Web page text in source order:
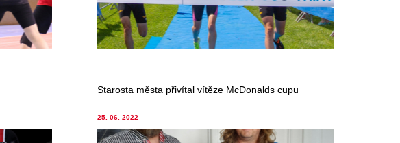
Starosta města přivítal vítěze McDonalds cupu
25. 06. 2022